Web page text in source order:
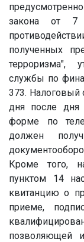
закона от
полученных
терроризма",
службы по
373. Налоговый
дня после дня
форме по
должен
Кроме того,
пунктом 14
квитанцию о
приеме,
позволяющей